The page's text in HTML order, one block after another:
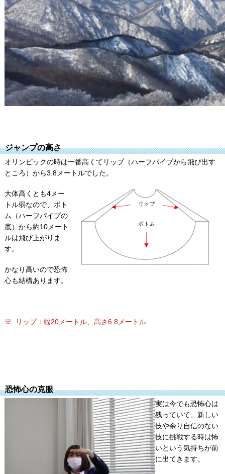
ジャンプの高さ
オリンピックの時は一番高くてリップ（ハーフパイプから飛び出す
ところ）から3.8メートルでした。
大体高くとも4メー
トル弱なので、ボト
ム（ハーフパイプの
底）から約10メート
ルは飛び上がりま
す。
かなり高いので恐怖
心も結構あります。
※ リップ：幅20メートル、高さ6.8メートル
恐怖心の克服
実は今でも恐怖心は
残っていて、新しい
技や余り自信のない
技に挑戦する時は怖
いという気持ちが前
に出てきます。